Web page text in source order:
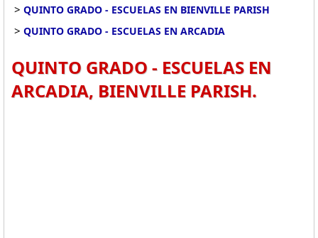
> QUINTO GRADO - ESCUELAS EN BIENVILLE PARISH
> QUINTO GRADO - ESCUELAS EN ARCADIA
QUINTO GRADO - ESCUELAS EN
ARCADIA, BIENVILLE PARISH.